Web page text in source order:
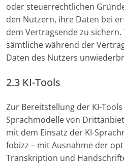
oder steuerrechtlichen
den Nutzern, ihre Daten bei
dem Vertragsende zu
sämtliche während der
Daten des Nutzers
2.3 KI-Tools
Zur Bereitstellung der KI-
Sprachmodelle von
mit dem Einsatz der KI-
fobizz – mit Ausnahme der
Transkription und